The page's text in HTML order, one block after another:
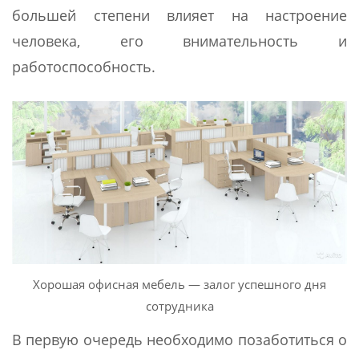
большей степени влияет на настроение
человека, его внимательность и
работоспособность.
Хорошая офисная мебель — залог успешного дня
сотрудника
В первую очередь необходимо позаботиться о